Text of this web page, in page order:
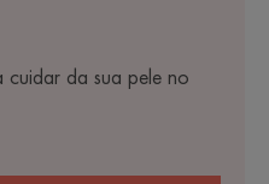
cuidar da sua pele no